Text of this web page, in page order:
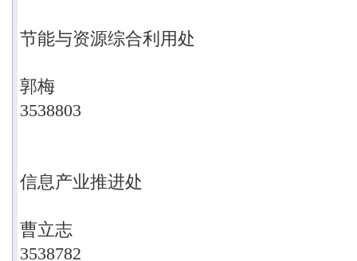
节能与资源综合利用处
郭梅
3538803
信息产业推进处
曹立志
3538782